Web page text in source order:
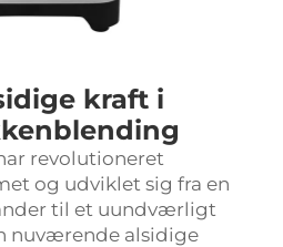
kraft i
revolutioneret
og udviklet sig fra en
til et uundværligt
nuværende alsidige